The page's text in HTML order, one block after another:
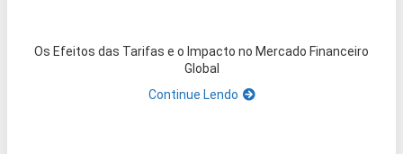
Os Efeitos das Tarifas e o Impacto no Mercado Financeiro
Global
Continue Lendo